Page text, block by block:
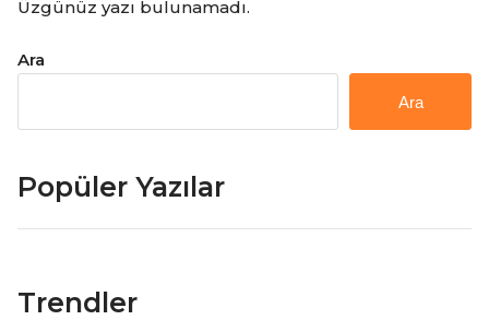
Üzgünüz yazı bulunamadı.
Ara
Ara
Popüler Yazılar
Trendler